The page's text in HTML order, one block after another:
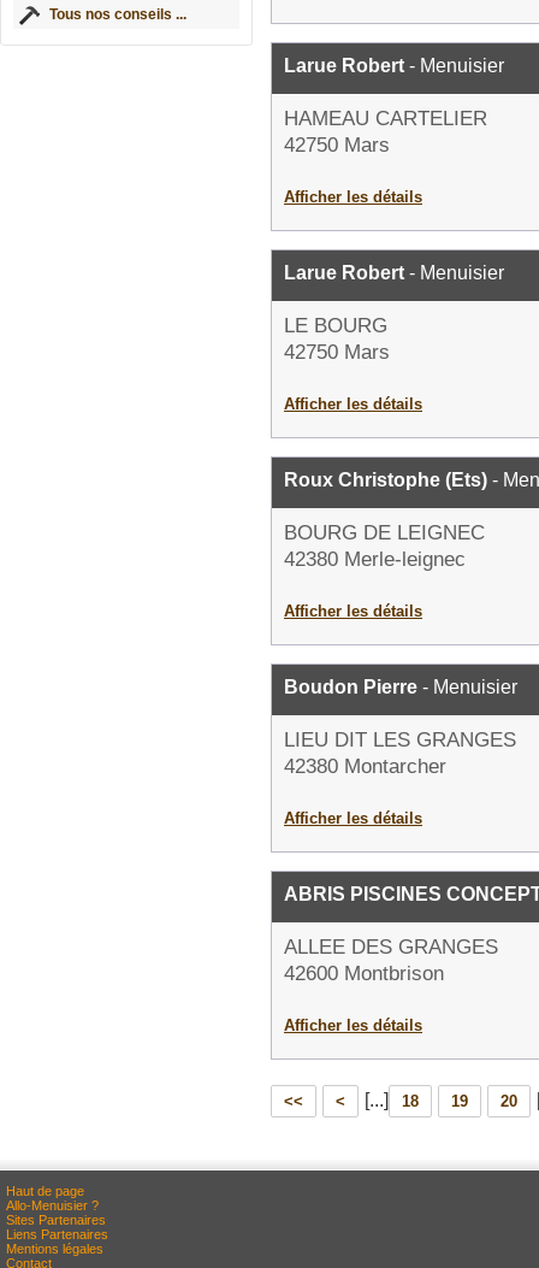
Tous nos conseils ...
Larue Robert - Menuisier
HAMEAU CARTELIER
42750 Mars
Afficher les détails
Larue Robert - Menuisier
LE BOURG
42750 Mars
Afficher les détails
Roux Christophe (Ets) -
BOURG DE LEIGNEC
42380 Merle-leignec
Afficher les détails
Boudon Pierre - Menuisier
LIEU DIT LES GRANGES
42380 Montarcher
Afficher les détails
ABRIS PISCINES
ALLEE DES GRANGES
42600 Montbrison
Afficher les détails
<< < [...] 18 19 20
Haut de page
Allo-Menuisier ?
Sites Partenaires
Liens Partenaires
Mentions légales
Contact